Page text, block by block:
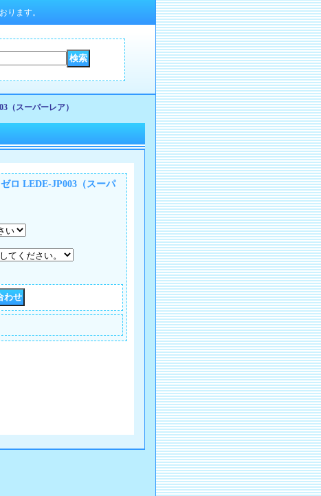
ります。
（スーパーレア）
ロ LEDE-JP003（スーパ